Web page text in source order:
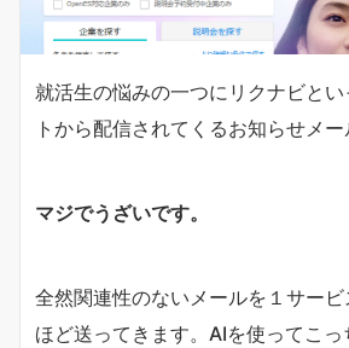
就活生の悩みの一つにリクナビと
トから配信されてくるお知らせメー
マジでうざいです。
全然関連性のないメールを１サー
ほど送ってきます。AIを使ってこ